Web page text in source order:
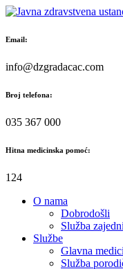
Skip
content
Email:
info@dzgradacac.com
Broj telefona:
035 367 000
Hitna medicinska pomoć:
124
O nama
Dobrodošli
Služba
Službe
Glavna
Služba